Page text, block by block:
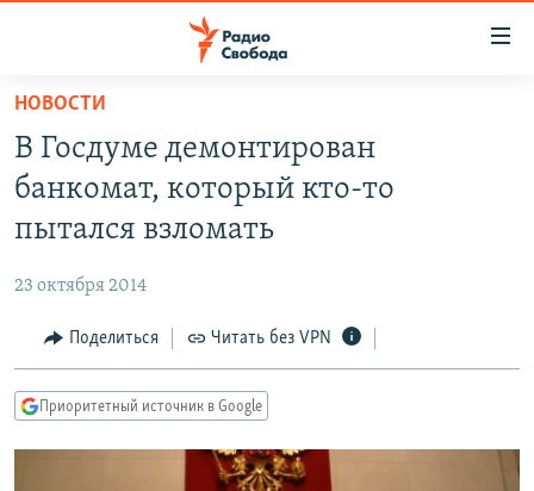
упрощенного
доступа
Вернуться
основному
Вернутся
Вернутся
ПОДКАСТЫ
МНЕНИЯ
КУЛЬТУРА
КАВКАЗ.РЕАЛИИ
НОВОСТИ
В Госдуме демонтирован
банкомат, который кто-то
пытался взломать
23 октября 2014
Поделиться Читать без VPN
Приоритетный источник в Google